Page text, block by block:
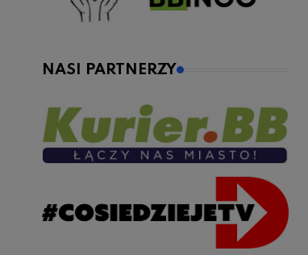
NASI PARTNERZY